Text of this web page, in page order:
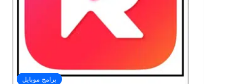
برامج موبايل